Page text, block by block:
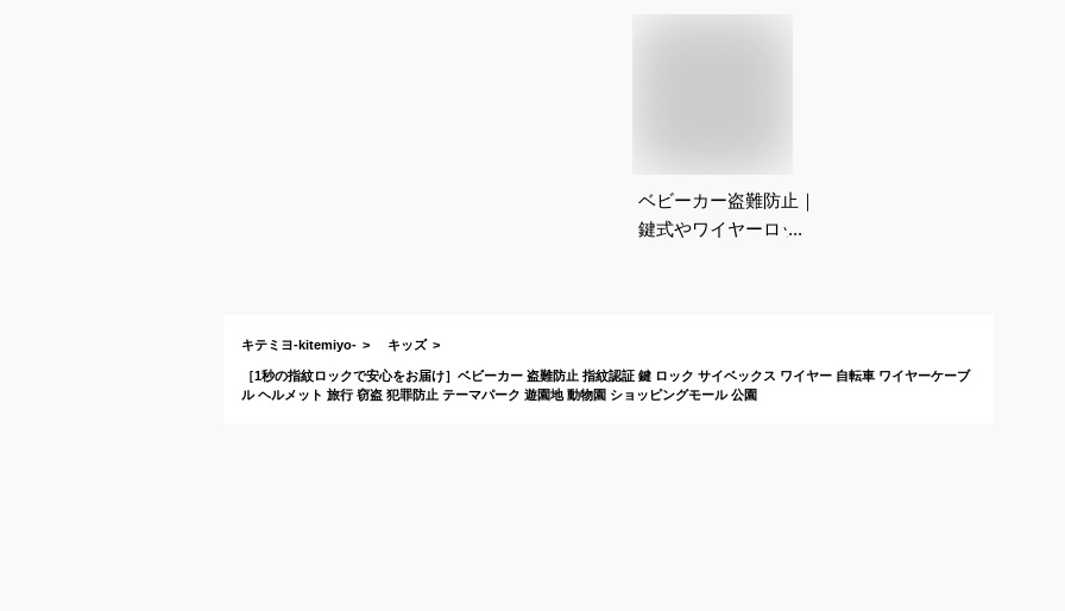
ベビーカー盗難防止｜
鍵式やワイヤーロック
キテミヨ-kitemiyo- キッズ
［1秒の指紋ロックで安心をお届け］ベビーカー 盗難防止 指紋認証 鍵 ロック サイベックス ワイヤー 自転車 ワイヤーケーブ
ル ヘルメット 旅行 窃盗 犯罪防止 テーマパーク 遊園地 動物園 ショッピングモール 公園